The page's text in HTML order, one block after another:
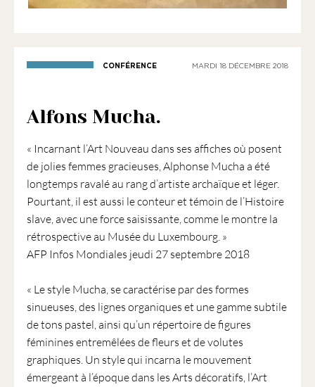
CONFÉRENCE MARDI 18 DÉCEMBRE 2018
Alfons Mucha.
« Incarnant l’Art Nouveau dans ses affiches où posent
de jolies femmes gracieuses, Alphonse Mucha a été
longtemps ravalé au rang d’artiste archaïque et léger.
Pourtant, il est aussi le conteur et témoin de l’Histoire
slave, avec une force saisissante, comme le montre la
rétrospective au Musée du Luxembourg. »
AFP Infos Mondiales jeudi 27 septembre 2018
« Le style Mucha, se caractérise par des formes
sinueuses, des lignes organiques et une gamme subtile
de tons pastel, ainsi qu’un répertoire de figures
féminines entremêlées de fleurs et de volutes
graphiques. Un style qui incarna le mouvement
émergeant à l’époque dans les Arts décoratifs, l’Art